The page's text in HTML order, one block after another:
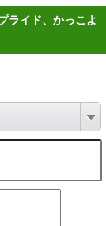
ライド、かっこよ